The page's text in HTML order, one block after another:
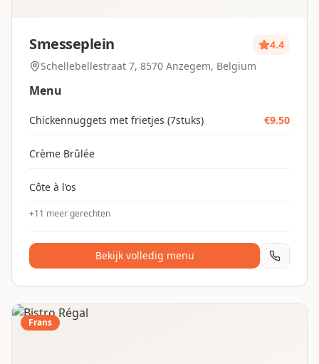
Smesseplein
4.4
Schellebellestraat 7, 8570 Anzegem, Belgium
Menu
Chickennuggets met frietjes (7stuks) €9.50
Crème Brûlée
Côte à l’os
+11 meer gerechten
Bekijk volledig menu
Frans